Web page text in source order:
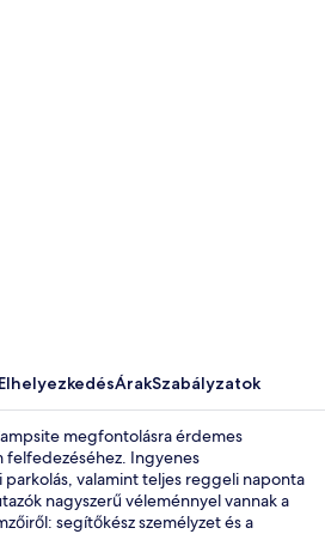
ÁrakSzabályzatok
megfontolásra érdemes
felfedezéséhez. Ingyenes
valamint teljes reggeli naponta
nagyszerű véleménnyel vannak a
segítőkész személyzet és a